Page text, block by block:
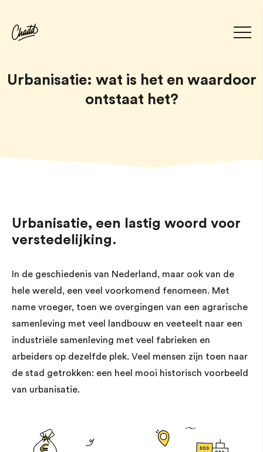
Urbanisatie: wat is het en waardoor
ontstaat het?
Urbanisatie, een lastig woord voor
verstedelijking.
In de geschiedenis van Nederland, maar ook van de
hele wereld, een veel voorkomend fenomeen. Met
name vroeger, toen we overgingen van een agrarische
samenleving met veel landbouw en veeteelt naar een
industriële samenleving met veel fabrieken en
arbeiders op dezelfde plek. Veel mensen zijn toen naar
de stad getrokken: een heel mooi historisch voorbeeld
van urbanisatie.